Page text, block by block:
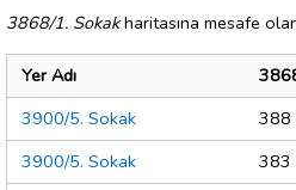
3868/1. Sokakharitasına mesafe
Yer Adı
3900/5. Sokak
388
3900/5. Sokak
383